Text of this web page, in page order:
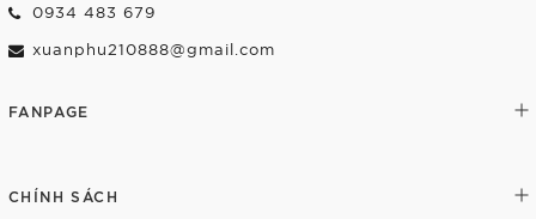
0934 483 679
xuanphu210888@gmail.com
FANPAGE
CHÍNH SÁCH